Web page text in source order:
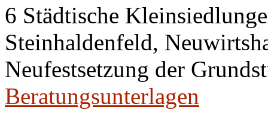
6 Städtische
Steinhaldenfeld,
Neufestsetzung der
Beratungsunterlagen